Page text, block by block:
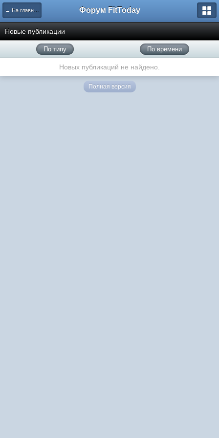
← На главную Форум FitToday
Новые публикации
По типу По времени
Новых публикаций не найдено.
Полная версия